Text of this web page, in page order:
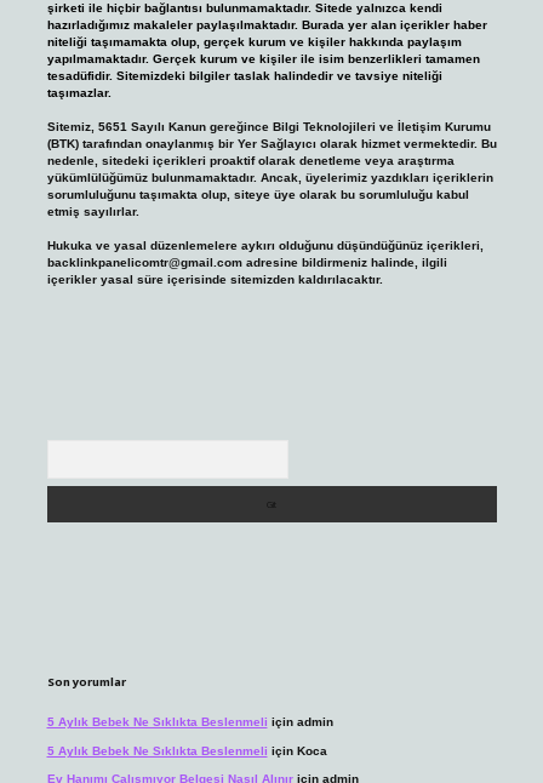
şirketi ile hiçbir bağlantısı bulunmamaktadır. Sitede yalnızca kendi
hazırladığımız makaleler paylaşılmaktadır. Burada yer alan içerikler haber
niteliği taşımamakta olup, gerçek kurum ve kişiler hakkında paylaşım
yapılmamaktadır. Gerçek kurum ve kişiler ile isim benzerlikleri tamamen
tesadüfidir. Sitemizdeki bilgiler taslak halindedir ve tavsiye niteliği
taşımazlar.
Sitemiz, 5651 Sayılı Kanun gereğince Bilgi Teknolojileri ve İletişim Kurumu
(BTK) tarafından onaylanmış bir Yer Sağlayıcı olarak hizmet vermektedir. Bu
nedenle, sitedeki içerikleri proaktif olarak denetleme veya araştırma
yükümlülüğümüz bulunmamaktadır. Ancak, üyelerimiz yazdıkları içeriklerin
sorumluluğunu taşımakta olup, siteye üye olarak bu sorumluluğu kabul
etmiş sayılırlar.
Hukuka ve yasal düzenlemelere aykırı olduğunu düşündüğünüz içerikleri,
backlinkpanelicomtr@gmail.comadresine bildirmeniz halinde, ilgili
içerikler yasal süre içerisinde sitemizden kaldırılacaktır.
Son yorumlar
5 Aylık Bebek Ne Sıklıkta Beslenmeli için admin
5 Aylık Bebek Ne Sıklıkta Beslenmeli için Koca
Ev Hanımı Çalışmıyor Belgesi Nasıl Alınıriçin admin